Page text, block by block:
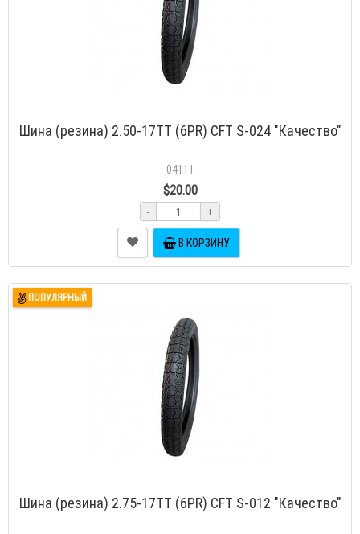
Шина (резина) 2.50-17TT (6PR) CFT S-024 "Качество"
04111
$20.00
- +
В КОРЗИНУ
ПОПУЛЯРНЫЙ
Шина (резина) 2.75-17TT (6PR) CFT S-012 "Качество"